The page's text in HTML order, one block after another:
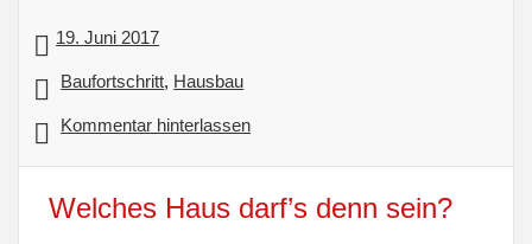
19. Juni 2017
Baufortschritt, Hausbau
Kommentar hinterlassen
Welches Haus darf’s denn sein?